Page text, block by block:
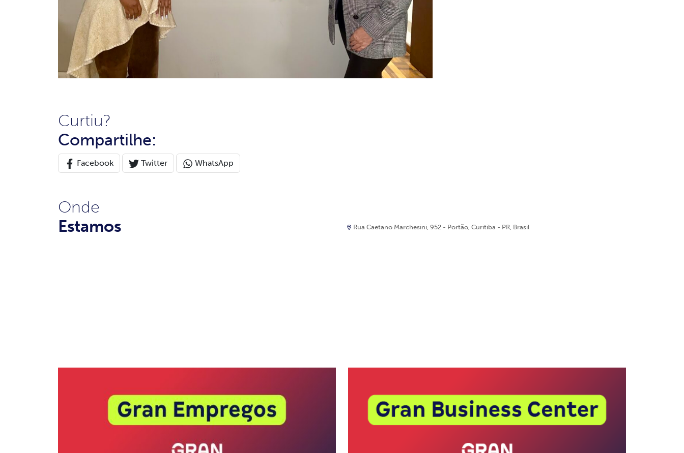
Curtiu?
Compartilhe:
Facebook Twitter WhatsApp
Onde
Estamos
Rua Caetano Marchesini, 952 - Portão, Curitiba - PR, Brasil